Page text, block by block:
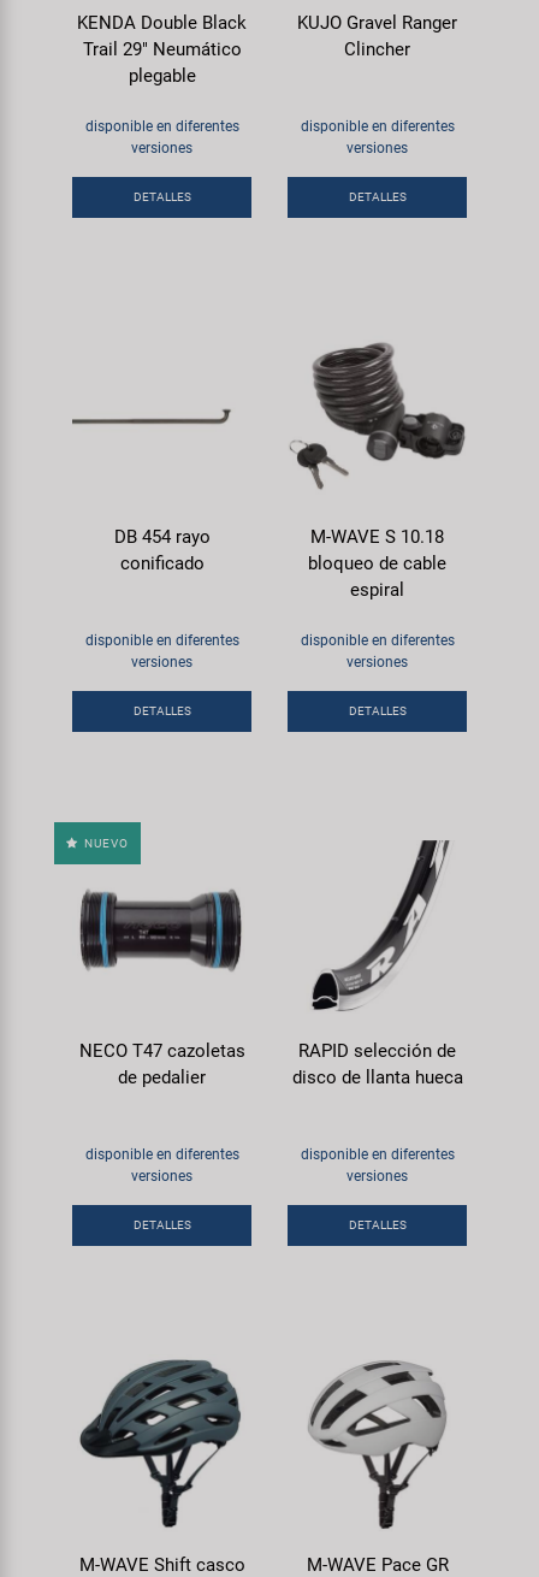
KENDA Double Black
Trail 29" Neumático
plegable
disponible en diferentes
versiones
DETALLES
KUJO Gravel Ranger
Clincher
disponible en diferentes
versiones
DETALLES
DB 454 rayo
conificado
disponible en diferentes
versiones
DETALLES
M-WAVE S 10.18
bloqueo de cable
espiral
disponible en diferentes
versiones
DETALLES
NUEVO
NECO T47 cazoletas
de pedalier
disponible en diferentes
versiones
DETALLES
RAPID selección de
disco de llanta hueca
disponible en diferentes
versiones
DETALLES
M-WAVE Shift casco
M-WAVE Pace GR